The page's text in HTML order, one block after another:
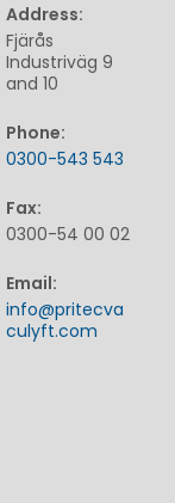
Address:
Fjärås
Industriväg 9
and 10
Phone:
0300-543 543
Fax:
0300-54 00 02
Email:
info@pritecva
culyft.com